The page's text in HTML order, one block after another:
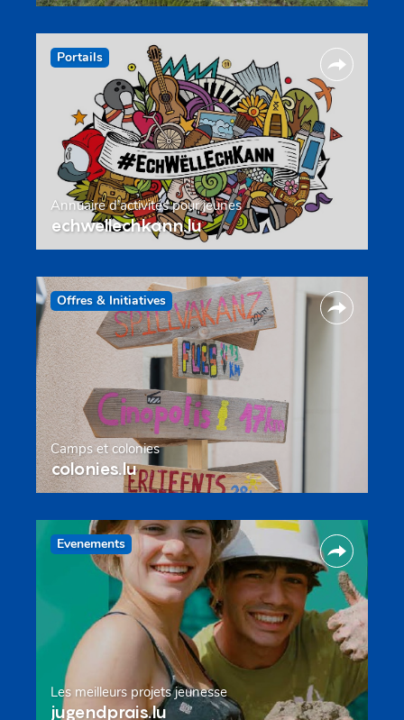
Portails
Annuaire d’activités pour jeunes
echwellechkann.lu
Offres & Initiatives
Camps et colonies
colonies.lu
Evenements
Les meilleurs projets jeunesse
jugendprais.lu